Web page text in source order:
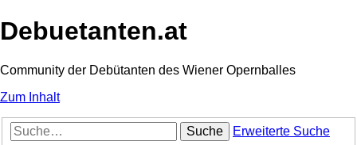
Debuetanten.at
Community der Debütanten des Wiener Opernballes
Zum Inhalt
Suche Erweiterte Suche